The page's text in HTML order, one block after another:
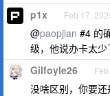
p1x Feb 17,
@paopjian #4 的
级，他说办卡太
Gilfoyle26
没啥区别，你要